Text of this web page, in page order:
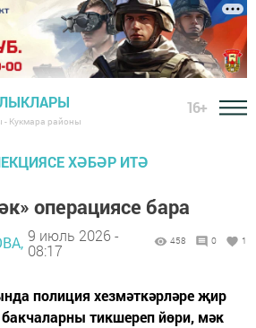
- Кукмара районы
16+
ХӘБӘР ИТӘ
операциясе бара
9 июль 2026 -
08:17
458 0 1
полиция хезмәткәрләре җир
тикшереп йөри, мәк